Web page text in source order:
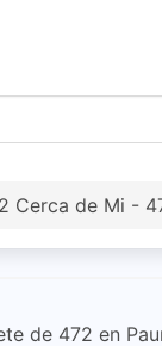
Cerca de Mi -
de 472 en